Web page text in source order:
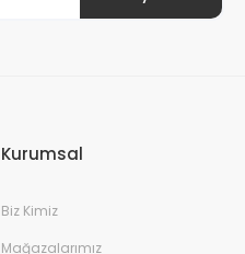
Kurumsal
Biz Kimiz
Mağazalarımız